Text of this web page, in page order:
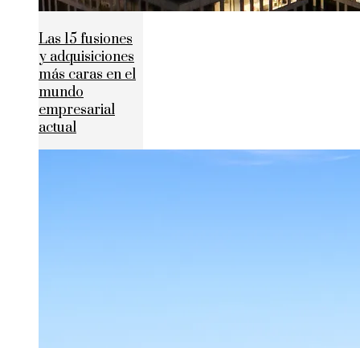
Las 15 fusiones
y adquisiciones
más caras en el
mundo
empresarial
actual